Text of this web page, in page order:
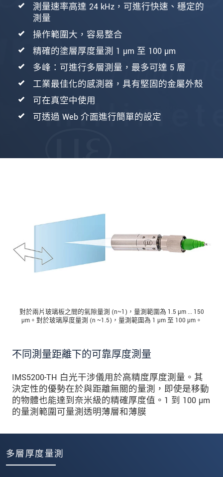
測量速率高達 24 kHz，可進行快速、穩定的
測量
操作範圍大，容易整合
精確的塗層厚度量測 1 µm 至 100 µm
多峰：可進行多層測量，最多可達 5 層
工業最佳化的感測器，具有堅固的金屬外殼
可在真空中使用
可透過 Web 介面進行簡單的設定
對於兩片玻璃板之間的氣隙量測 (n~1)，量測範圍為 1.5 µm ... 150
µm。對於玻璃厚度量測 (n ~1.5)，量測範圍為 1 µm 至 100 µm。
不同測量距離下的可靠厚度測量
IMS5200-TH 白光干涉儀用於高精度厚度測量。其
決定性的優勢在於與距離無關的量測，即使是移動
的物體也能達到奈米級的精確厚度值。1 到 100 µm
的量測範圍可量測透明薄層和薄膜
多層厚度量測